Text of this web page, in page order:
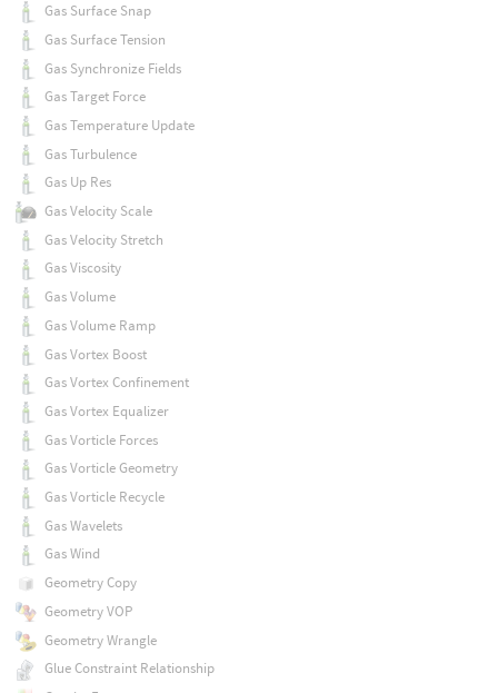
Gas Surface Snap
Gas Surface Tension
Gas Synchronize Fields
Gas Target Force
Gas Temperature Update
Gas Turbulence
Gas Up Res
Gas Velocity Scale
Gas Velocity Stretch
Gas Viscosity
Gas Volume
Gas Volume Ramp
Gas Vortex Boost
Gas Vortex Confinement
Gas Vortex Equalizer
Gas Vorticle Forces
Gas Vorticle Geometry
Gas Vorticle Recycle
Gas Wavelets
Gas Wind
Geometry Copy
Geometry VOP
Geometry Wrangle
Glue Constraint Relationship